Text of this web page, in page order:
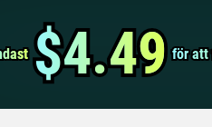
$4.49
$4.49 för att
för att